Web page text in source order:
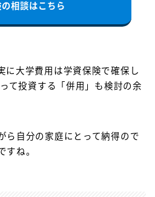
相談はこちら
に大学費用は学資保険で確保し
て投資する「併用」も検討の余
ら自分の家庭にとって納得ので
すね。